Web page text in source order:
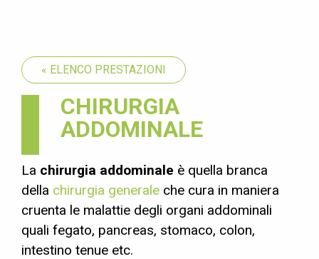
« ELENCO PRESTAZIONI
CHIRURGIA
ADDOMINALE
La chirurgia addominale è quella branca
della chirurgia generale che cura in maniera
cruenta le malattie degli organi addominali
quali fegato, pancreas, stomaco, colon,
intestino tenue etc.